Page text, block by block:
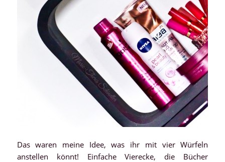
Das waren meine Idee, was ihr mit vier Würfeln
anstellen könnt! Einfache Vierecke, die Bücher